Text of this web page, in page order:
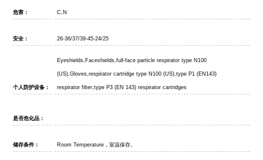
危害： C,N
安全： 26-36/37/39-45-24/25
个人防护设备：
Eyeshields,Faceshields,full-face particle respirator type N100
(US),Gloves,respirator cartridge type N100 (US),type P1 (EN143)
respirator filter,type P3 (EN 143) respirator cartridges
是否危化品：
储存条件： Room Temperature，室温保存。